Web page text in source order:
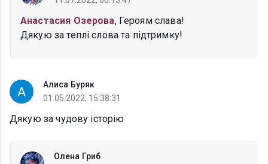
Анастасия Озерова, Героям слава!
Дякую за теплі слова та підтримку!
Алиса Буряк
01.05.2022, 15:38:31
Дякую за чудову історію
Олена Гриб